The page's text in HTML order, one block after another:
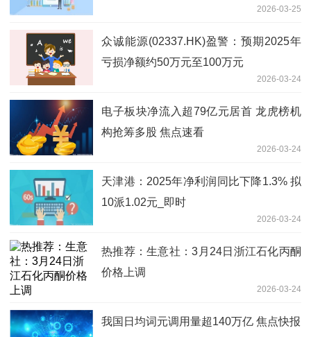
2026-03-25
众诚能源(02337.HK)盈警：预期2025年
亏损净额约50万元至100万元
2026-03-24
电子板块净流入超79亿元居首 龙虎榜机
构抢筹多股 焦点速看
2026-03-24
天津港：2025年净利润同比下降1.3% 拟
10派1.02元_即时
2026-03-24
热推荐：生意社：3月24日浙江石化丙酮
价格上调
2026-03-24
我国日均词元调用量超140万亿 焦点快报